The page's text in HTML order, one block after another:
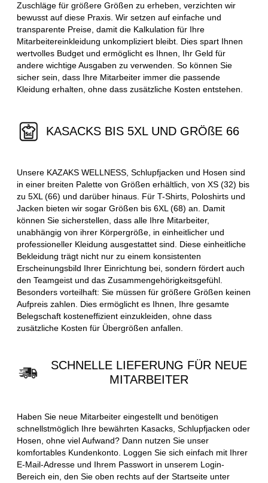
Zuschläge für größere Größen zu erheben, verzichten wir
bewusst auf diese Praxis. Wir setzen auf einfache und
transparente Preise, damit die Kalkulation für Ihre
Mitarbeitereinkleidung unkompliziert bleibt. Dies spart Ihnen
wertvolles Budget und ermöglicht es Ihnen, Ihr Geld für
andere wichtige Ausgaben zu verwenden. So können Sie
sicher sein, dass Ihre Mitarbeiter immer die passende
Kleidung erhalten, ohne dass zusätzliche Kosten entstehen.
KASACKS BIS 5XL UND GRÖßE 66
Unsere KAZAKS WELLNESS, Schlupfjacken und Hosen sind
in einer breiten Palette von Größen erhältlich, von XS (32) bis
zu 5XL (66) und darüber hinaus. Für T-Shirts, Poloshirts und
Jacken bieten wir sogar Größen bis 6XL (68) an. Damit
können Sie sicherstellen, dass alle Ihre Mitarbeiter,
unabhängig von ihrer Körpergröße, in einheitlicher und
professioneller Kleidung ausgestattet sind. Diese einheitliche
Bekleidung trägt nicht nur zu einem konsistenten
Erscheinungsbild Ihrer Einrichtung bei, sondern fördert auch
den Teamgeist und das Zusammengehörigkeitsgefühl.
Besonders vorteilhaft: Sie müssen für größere Größen keinen
Aufpreis zahlen. Dies ermöglicht es Ihnen, Ihre gesamte
Belegschaft kosteneffizient einzukleiden, ohne dass
zusätzliche Kosten für Übergrößen anfallen.
SCHNELLE LIEFERUNG FÜR NEUE
MITARBEITER
Haben Sie neue Mitarbeiter eingestellt und benötigen
schnellstmöglich Ihre bewährten Kasacks, Schlupfjacken oder
Hosen, ohne viel Aufwand? Dann nutzen Sie unser
komfortables Kundenkonto. Loggen Sie sich einfach mit Ihrer
E-Mail-Adresse und Ihrem Passwort in unserem Login-
Bereich ein, den Sie oben rechts auf der Startseite unter